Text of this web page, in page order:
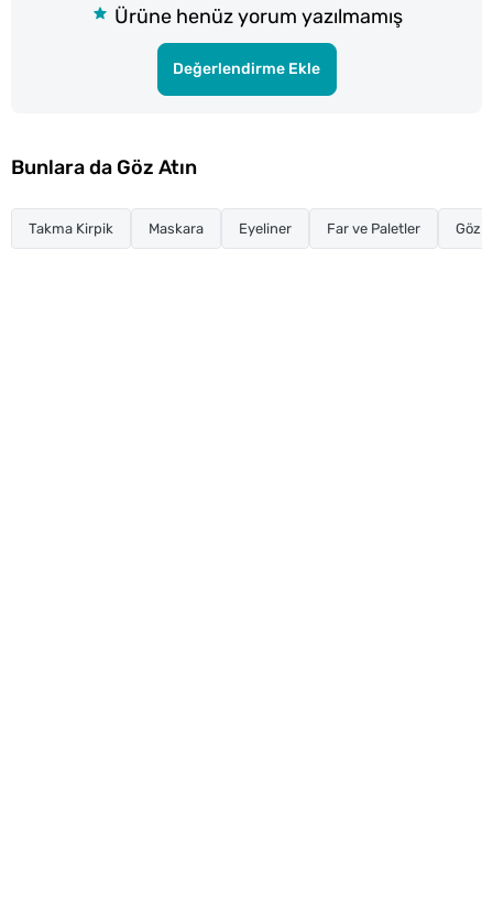
Ürüne henüz yorum yazılmamış
Değerlendirme Ekle
Bunlara da Göz Atın
Takma Kirpik Maskara Eyeliner Far ve Paletler Göz